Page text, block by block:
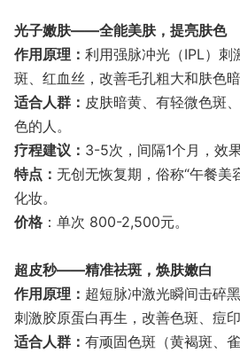
光子嫩肤——全能美肤，提亮肤色
作用原理​： 利用强脉冲光（IPL）刺
斑、红血丝，改善毛孔粗大和肤色暗
适合人群​： 皮肤暗黄、有轻微色斑
色的人。
​疗程建议​： 3-5次，间隔1个月，效果
特点​： 无创无恢复期，俗称“午餐美
化妆。
价格 ：单次 800-2,500元。
超皮秒——精准祛斑，焕肤嫩白
​作用原理​： 超短脉冲激光瞬间击碎
刺激胶原蛋白再生，改善色斑、痘
​适合人群​： 有顽固色斑（黄褐斑、